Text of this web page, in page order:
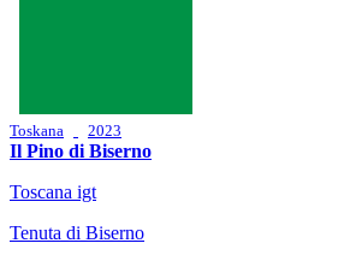
Toskana 2023
Il Pino di Biserno
Toscana igt
Tenuta di Biserno